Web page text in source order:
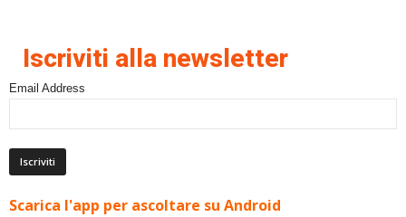
Iscriviti alla newsletter
Email Address
Scarica l'app per ascoltare su Android